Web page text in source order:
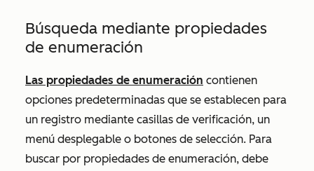
Búsqueda mediante propiedades
de enumeración
Las propiedades de enumeración contienen
opciones predeterminadas que se establecen para
un registro mediante casillas de verificación, un
menú desplegable o botones de selección. Para
buscar por propiedades de enumeración, debe